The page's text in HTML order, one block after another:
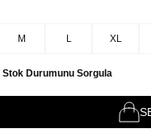
M L XL
Stok Durumunu Sorgula